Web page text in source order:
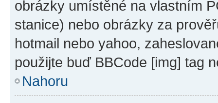
obrázky umístěné na vlastním
stanice) nebo obrázky za
hotmail nebo yahoo,
použijte buď BBCode [img] tag
Nahoru